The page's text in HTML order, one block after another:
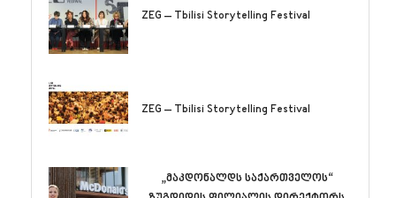
ZEG – Tbilisi Storytelling Festival
ZEG – Tbilisi Storytelling Festival
„მაკდონალდს საქართველოს“